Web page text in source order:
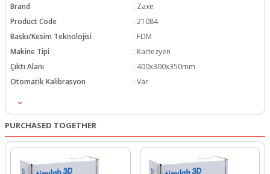
Brand : Zaxe
Product Code
: 21084
Baskı/Kesim Teknolojisi
: FDM
Makine Tipi
: Kartezyen
Çıktı Alanı
: 400x300x350mm
Otomatik Kalibrasyon
: Var
Dokunmatik Ekran
:Var
PURCHASED TOGETHER